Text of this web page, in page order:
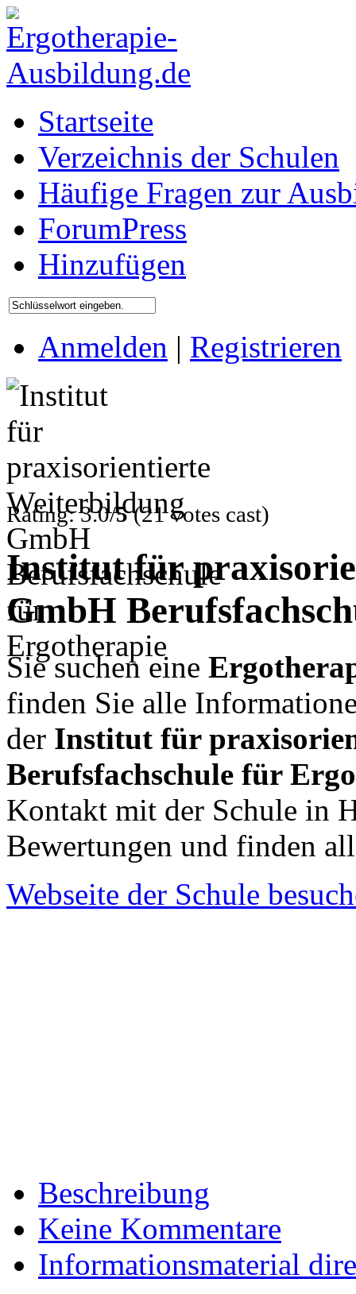
Startseite
Verzeichnis der Schulen
Häufige Fragen zur
ForumPress
Hinzufügen
Anmelden | Registrieren
Rating: 3.0/5(21 votes cast)
Institut für
GmbH
Sie suchen eine
finden Sie alle
der Institut für
Berufsfachschule für
Kontakt mit der Schule in
Bewertungen und finden
Webseite der Schule
Beschreibung
Keine Kommentare
Informationsmaterial